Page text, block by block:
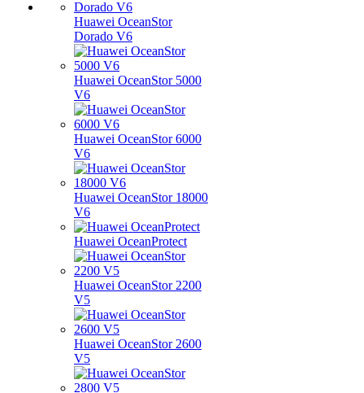
Huawei OceanStor
Dorado V6
Huawei OceanStor 5000
V6
Huawei OceanStor 6000
V6
Huawei OceanStor 18000
V6
Huawei OceanProtect
Huawei OceanStor 2200
V5
Huawei OceanStor 2600
V5